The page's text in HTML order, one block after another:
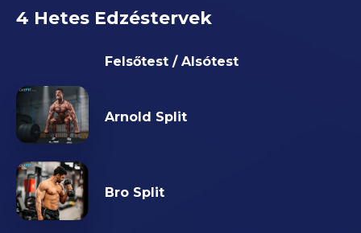
4 Hetes Edzéstervek
Felsőtest / Alsótest
Arnold Split
Bro Split